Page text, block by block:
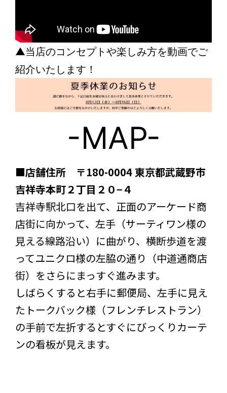
▲当店のコンセプトや楽しみ方を動画でご
紹介いたします！
-MAP-
■店舗住所 〒180-0004 東京都武蔵野市
吉祥寺本町２丁目２０−４
吉祥寺駅北口を出て、正面のアーケード商
店街に向かって、左手（サーティワン様の
見える線路沿い）に曲がり、横断歩道を渡
ってユニクロ様の左脇の通り（中道通商店
街）をさらにまっすぐ進みます。
しばらくすると右手に郵便局、左手に見え
たトークバック様（フレンチレストラン）
の手前で左折するとすぐにびっくりカーテ
ンの看板が見えます。